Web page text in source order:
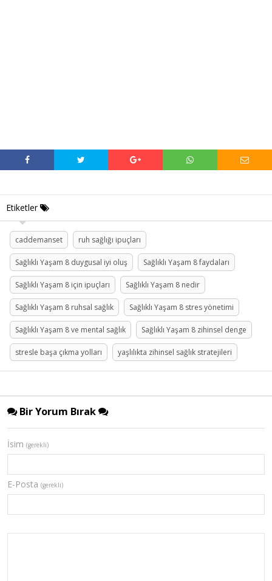
Etiketler
caddemanset ruh sağlığı ipuçları
Sağlıklı Yaşam 8 duygusal iyi oluş Sağlıklı Yaşam 8 faydaları
Sağlıklı Yaşam 8 için ipuçları Sağlıklı Yaşam 8 nedir
Sağlıklı Yaşam 8 ruhsal sağlık Sağlıklı Yaşam 8 stres yönetimi
Sağlıklı Yaşam 8 ve mental sağlık Sağlıklı Yaşam 8 zihinsel denge
stresle başa çıkma yolları yaşlılıkta zihinsel sağlık stratejileri
Bir Yorum Bırak
İsim (gerekli)
E-Posta (gerekli)